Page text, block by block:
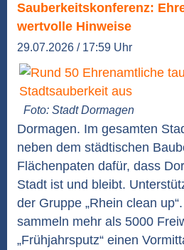
Sauberkeitskonferenz:
wertvolle Hinweise
29.07.2026 / 17:59 Uhr
Foto: Stadt Dormagen
Dormagen. Im gesamten
neben dem städtischen
Flächenpaten dafür, dass
Stadt ist und bleibt.
der Gruppe „Rhein clean
sammeln mehr als 5000
„Frühjahrsputz“ einen